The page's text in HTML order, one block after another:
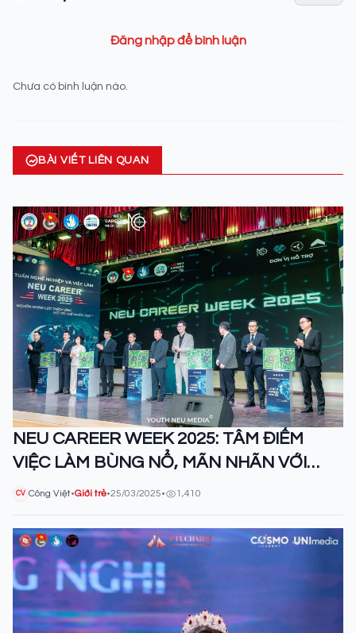
Đăng nhập để bình luận
Chưa có bình luận nào.
BÀI VIẾT LIÊN QUAN
NEU CAREER WEEK 2025: TÂM ĐIỂM
VIỆC LÀM BÙNG NỔ, MÃN NHÃN VỚI
HƠN 6000 NGƯỜI THAM DỰ
CV Công Việt•Giới trẻ•25/03/2025• 1,410